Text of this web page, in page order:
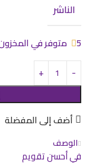
الناشر
5 متوفر في المخزون
أضف إلى المفضلة
الوصف
في أحسن تقويم